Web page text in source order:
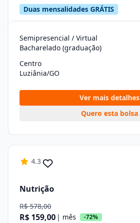
Duas mensalidades GRÁTIS
Semipresencial / Virtual
Bacharelado (graduação)
Centro
Luziânia/GO
Ver mais detalhes
Quero esta bolsa
4.3
Nutrição
R$ 578,00
R$ 159,00 | mês -72%